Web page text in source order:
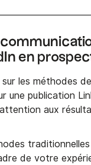
en
les méthodes
une publication
aux
de votre